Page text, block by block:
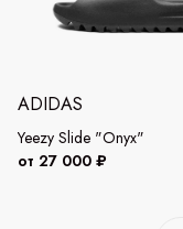
ADIDAS
Yeezy Slide "Onyx"
от 27 000 ₽